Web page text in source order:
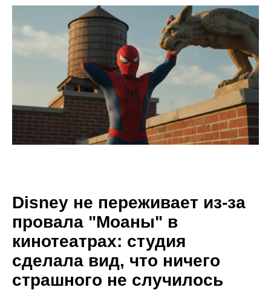
Disney не переживает из-за
провала "Моаны" в
кинотеатрах: студия
сделала вид, что ничего
страшного не случилось